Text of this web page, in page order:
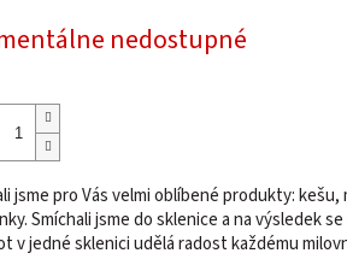
nedostupné
jsme pro Vás velmi oblíbené produkty:
Smíchali jsme do sklenice a na výsledek
v jedné sklenici udělá radost každému